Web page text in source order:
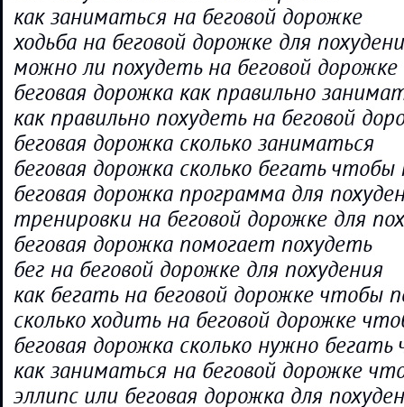
как заниматься на беговой дорожке
ходьба на беговой дорожке для
можно ли похудеть на беговой дорожке
беговая дорожка как правильно
как правильно похудеть на беговой
беговая дорожка сколько заниматься
беговая дорожка сколько бегать чтобы
беговая дорожка программа для
тренировки на беговой дорожке для
беговая дорожка помогает похудеть
бег на беговой дорожке для похудения
как бегать на беговой дорожке чтобы
сколько ходить на беговой дорожке
беговая дорожка сколько нужно
как заниматься на беговой дорожке
эллипс или беговая дорожка для